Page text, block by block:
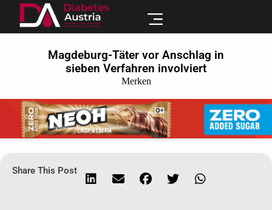
Magdeburg-Täter vor Anschlag in
sieben Verfahren involviert
Merken
Share This Post